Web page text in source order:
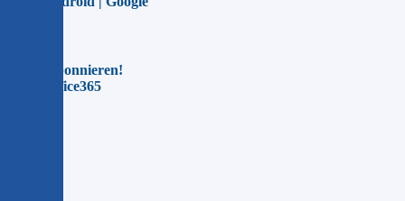
Jetzt abonnieren!
Für Office365